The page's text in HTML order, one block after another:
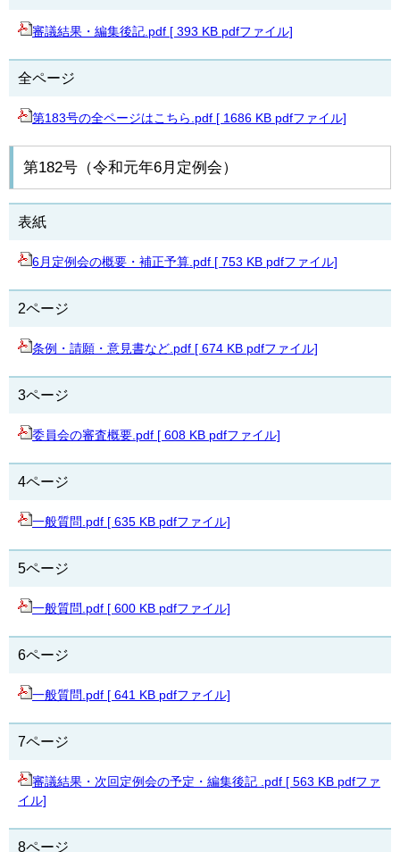
審議結果・編集後記.pdf [ 393 KB pdfファイル]
全ページ
第183号の全ページはこちら.pdf [ 1686 KB pdfファイル]
第182号（令和元年6月定例会）
表紙
6月定例会の概要・補正予算.pdf [ 753 KB pdfファイル]
2ページ
条例・請願・意見書など.pdf [ 674 KB pdfファイル]
3ページ
委員会の審査概要.pdf [ 608 KB pdfファイル]
4ページ
一般質問.pdf [ 635 KB pdfファイル]
5ページ
一般質問.pdf [ 600 KB pdfファイル]
6ページ
一般質問.pdf [ 641 KB pdfファイル]
7ページ
審議結果・次回定例会の予定・編集後記 .pdf [ 563 KB pdfファ
イル]
8ページ